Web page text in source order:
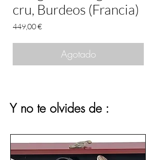
cru, Burdeos (Francia)
449,00 €Precio
Agotado
Y no te olvides de :